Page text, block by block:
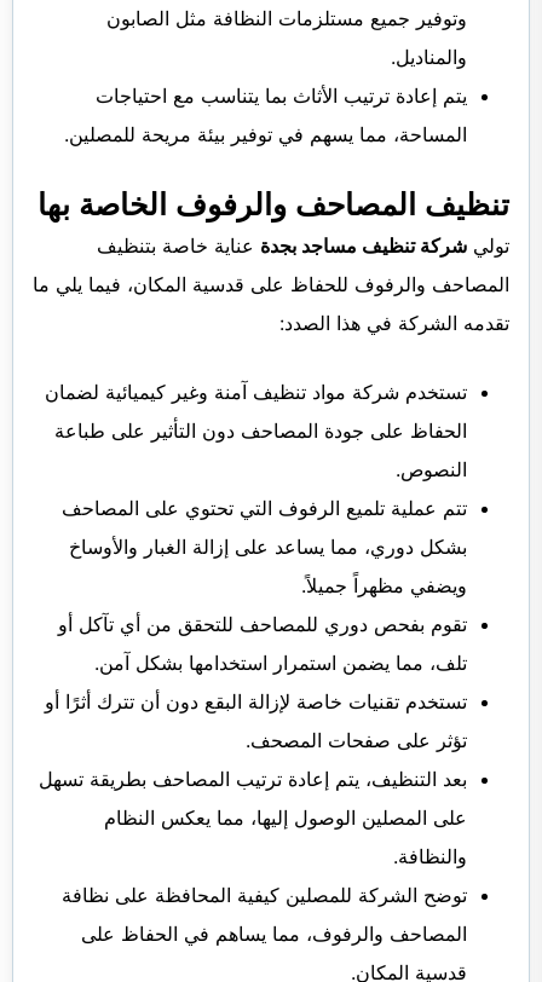
وتوفير جميع مستلزمات النظافة مثل الصابون
والمناديل.
يتم إعادة ترتيب الأثاث بما يتناسب مع احتياجات
المساحة، مما يسهم في توفير بيئة مريحة للمصلين.
تنظيف المصاحف والرفوف الخاصة بها
تولي شركة تنظيف مساجد بجدة عناية خاصة بتنظيف
المصاحف والرفوف للحفاظ على قدسية المكان، فيما يلي ما
تقدمه الشركة في هذا الصدد:
تستخدم شركة مواد تنظيف آمنة وغير كيميائية لضمان
الحفاظ على جودة المصاحف دون التأثير على طباعة
النصوص.
تتم عملية تلميع الرفوف التي تحتوي على المصاحف
بشكل دوري، مما يساعد على إزالة الغبار والأوساخ
ويضفي مظهراً جميلاً.
تقوم بفحص دوري للمصاحف للتحقق من أي تآكل أو
تلف، مما يضمن استمرار استخدامها بشكل آمن.
تستخدم تقنيات خاصة لإزالة البقع دون أن تترك أثرًا أو
تؤثر على صفحات المصحف.
بعد التنظيف، يتم إعادة ترتيب المصاحف بطريقة تسهل
على المصلين الوصول إليها، مما يعكس النظام
والنظافة.
توضح الشركة للمصلين كيفية المحافظة على نظافة
المصاحف والرفوف، مما يساهم في الحفاظ على
قدسية المكان.